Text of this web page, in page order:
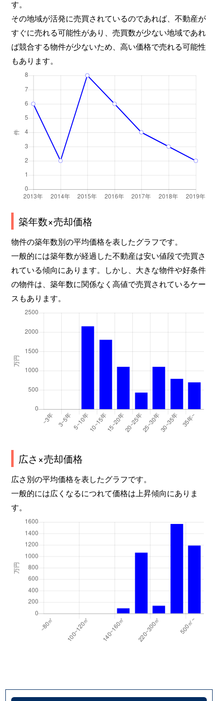
す。
その地域が活発に売買されているのであれば、不動産が
すぐに売れる可能性があり、売買数が少ない地域であれ
ば競合する物件が少ないため、高い価格で売れる可能性
もあります。
築年数×売却価格
物件の築年数別の平均価格を表したグラフです。
一般的には築年数が経過した不動産は安い値段で売買さ
れている傾向にあります。しかし、大きな物件や好条件
の物件は、築年数に関係なく高値で売買されているケー
スもあります。
広さ×売却価格
広さ別の平均価格を表したグラフです。
一般的には広くなるにつれて価格は上昇傾向にありま
す。